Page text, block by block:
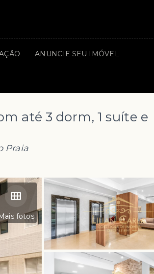
ANUNCIE SEU IMÓVEL
até 3 dorm, 1 suíte e
Praia
fotos